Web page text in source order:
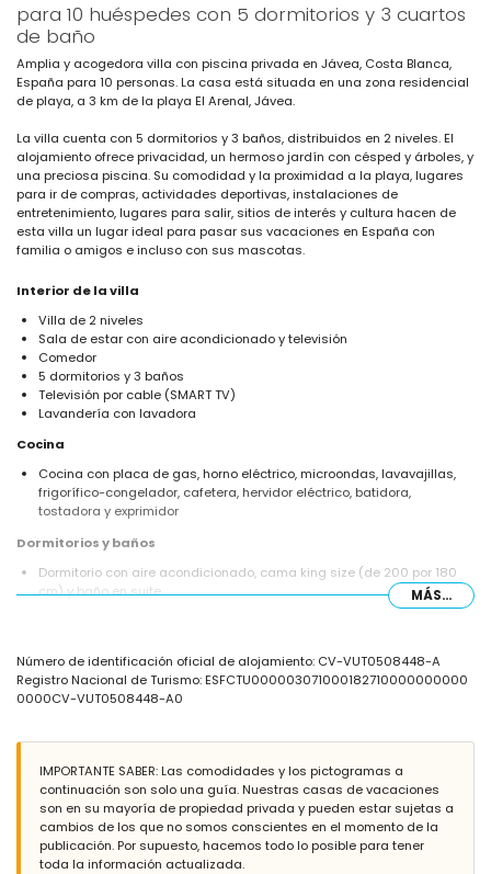
para 10 huéspedes con 5 dormitorios y 3 cuartos
de baño
Amplia y acogedora villa con piscina privada en Jávea, Costa Blanca,
España para 10 personas. La casa está situada en una zona residencial
de playa, a 3 km de la playa El Arenal, Jávea.
La villa cuenta con 5 dormitorios y 3 baños, distribuidos en 2 niveles. El
alojamiento ofrece privacidad, un hermoso jardín con césped y árboles, y
una preciosa piscina. Su comodidad y la proximidad a la playa, lugares
para ir de compras, actividades deportivas, instalaciones de
entretenimiento, lugares para salir, sitios de interés y cultura hacen de
esta villa un lugar ideal para pasar sus vacaciones en España con
familia o amigos e incluso con sus mascotas.
Interior de la villa
Villa de 2 niveles
Sala de estar con aire acondicionado y televisión
Comedor
5 dormitorios y 3 baños
Televisión por cable (SMART TV)
Lavandería con lavadora
Cocina
Cocina con placa de gas, horno eléctrico, microondas, lavavajillas,
frigorífico-congelador, cafetera, hervidor eléctrico, batidora,
tostadora y exprimidor
Dormitorios y baños
Dormitorio con aire acondicionado, cama king size (de 200 por 180
cm) y baño en suite
Dormitorio con aire acondicionado, cama queen size (de 200 por 160
cm)
Dormitorio con aire acondicionado, cama queen size (de 200 por 150
cm)
por 90 cm)
Baño en suite con doble lavabo, ducha y WC
Baño con lavabo individual, combinación bañera/ducha y WC
Exterior de la villa
Parcela grande
MÁS...
Número de identificación oficial de alojamiento: CV-VUT0508448-A
Registro Nacional de Turismo: ESFCTU000003071000182710000000000
0000CV-VUT0508448-A0
IMPORTANTE SABER: Las comodidades y los pictogramas a
continuación son solo una guía. Nuestras casas de vacaciones
son en su mayoría de propiedad privada y pueden estar sujetas a
cambios de los que no somos conscientes en el momento de la
publicación. Por supuesto, hacemos todo lo posible para tener
toda la información actualizada.